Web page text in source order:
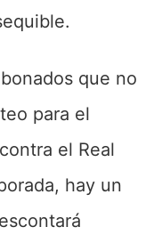
que no
para el
el Real
hay un